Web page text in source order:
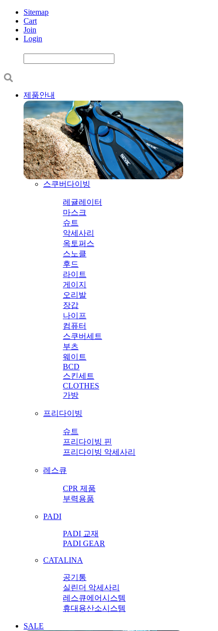
Sitemap
Cart
Join
Login
제품안내
스쿠버다이빙
레귤레이터
마스크
슈트
악세사리
옥토퍼스
스노클
후드
라이트
게이지
오리발
장갑
나이프
컴퓨터
스쿠버세트
부츠
웨이트
BCD
스킨세트
CLOTHES
가방
프리다이빙
슈트
프리다이빙 핀
프리다이빙 악세사리
레스큐
CPR 제품
부력용품
PADI
PADI 교재
PADI GEAR
CATALINA
공기통
실린더 악세사리
레스큐에어시스템
휴대용산소시스템
SALE